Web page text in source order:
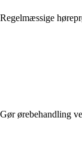
Regelmæssige
Gør ørebehandling